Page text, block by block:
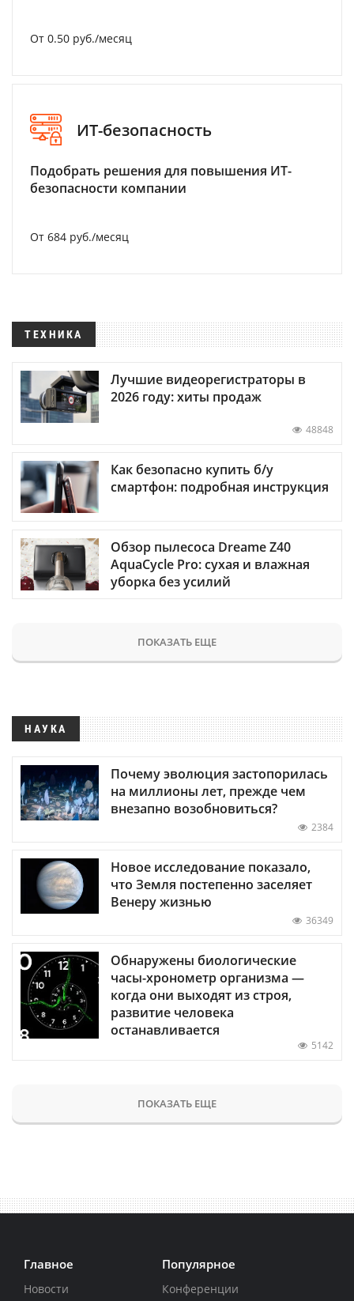
От 0.50 руб./месяц
ИТ-безопасность
Подобрать решения для повышения ИТ-
безопасности компании
От 684 руб./месяц
ТЕХНИКА
Лучшие видеорегистраторы в
2026 году: хиты продаж
48848
Как безопасно купить б/у
смартфон: подробная инструкция
Обзор пылесоса Dreame Z40
AquaCycle Pro: сухая и влажная
уборка без усилий
ПОКАЗАТЬ ЕЩЕ
НАУКА
Почему эволюция застопорилась
на миллионы лет, прежде чем
внезапно возобновиться?
2384
Новое исследование показало,
что Земля постепенно заселяет
Венеру жизнью
36349
Обнаружены биологические
часы-хронометр организма —
когда они выходят из строя,
развитие человека
останавливается
5142
ПОКАЗАТЬ ЕЩЕ
Главное
Новости
Популярное
Конференции